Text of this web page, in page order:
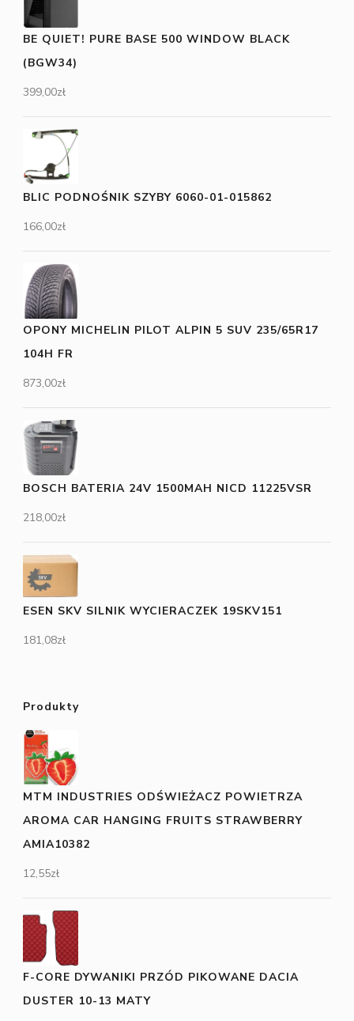
BE QUIET! PURE BASE 500 WINDOW BLACK
(BGW34)
399,00zł
BLIC PODNOŚNIK SZYBY 6060-01-015862
166,00zł
OPONY MICHELIN PILOT ALPIN 5 SUV 235/65R17
104H FR
873,00zł
BOSCH BATERIA 24V 1500MAH NICD 11225VSR
218,00zł
ESEN SKV SILNIK WYCIERACZEK 19SKV151
181,08zł
Produkty
MTM INDUSTRIES ODŚWIEŻACZ POWIETRZA
AROMA CAR HANGING FRUITS STRAWBERRY
AMIA10382
12,55zł
F-CORE DYWANIKI PRZÓD PIKOWANE DACIA
DUSTER 10-13 MATY